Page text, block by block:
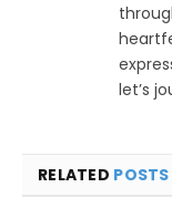
let’s
RELATED POSTS